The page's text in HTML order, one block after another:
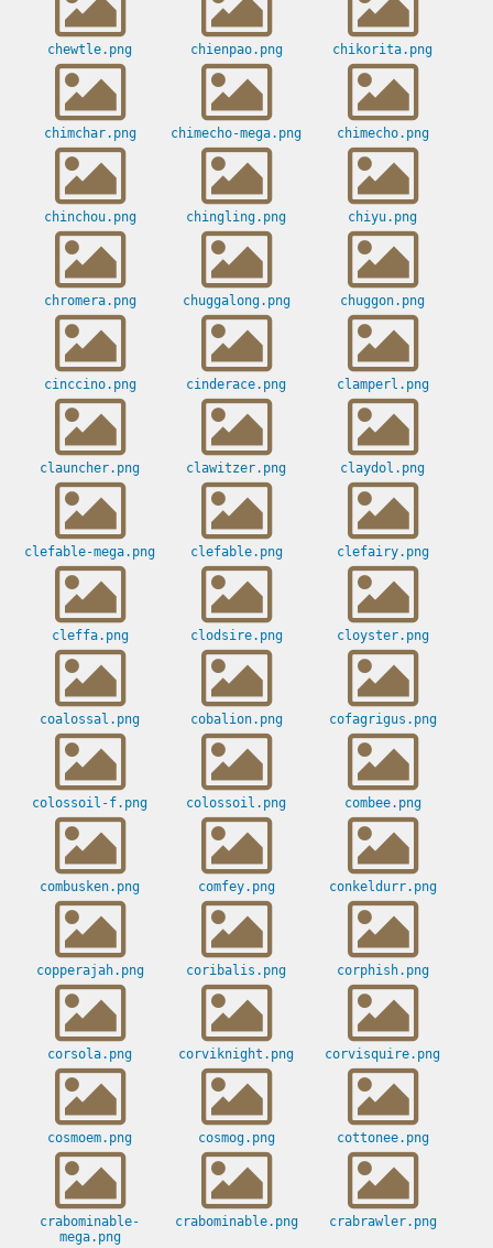
chewtle.png chienpao.png chikorita.png
chimchar.png chimecho-mega.png chimecho.png
chinchou.png chingling.png chiyu.png
chromera.png chuggalong.png chuggon.png
cinccino.png cinderace.png clamperl.png
clauncher.png clawitzer.png claydol.png
clefable-mega.png clefable.png clefairy.png
cleffa.png clodsire.png cloyster.png
coalossal.png cobalion.png cofagrigus.png
colossoil-f.png colossoil.png combee.png
combusken.png comfey.png conkeldurr.png
copperajah.png coribalis.png corphish.png
corsola.png corviknight.png corvisquire.png
cosmoem.png cosmog.png cottonee.png
crabominable-
mega.png
crabominable.png crabrawler.png